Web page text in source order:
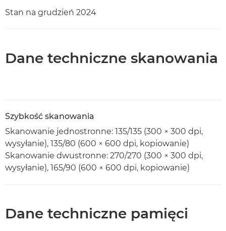
Stan na grudzień 2024
Dane techniczne skanowania
Szybkość skanowania
Skanowanie jednostronne: 135/135 (300 × 300 dpi,
wysyłanie), 135/80 (600 × 600 dpi, kopiowanie)
Skanowanie dwustronne: 270/270 (300 × 300 dpi,
wysyłanie), 165/90 (600 × 600 dpi, kopiowanie)
Dane techniczne pamięci